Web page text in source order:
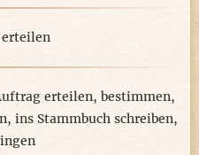
erteilen, bestimmen,
, ins Stammbuch schreiben,